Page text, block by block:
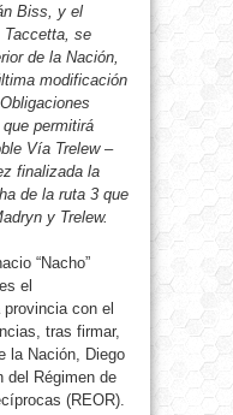
Biss, y el
Taccetta, se
de la Nación,
modificación
permitirá
Vía Trelew –
finalizada la
de la ruta 3 que
y Trelew.
“Nacho”
el
con el
tras firmar,
la Nación, Diego
del Régimen de
(REOR).